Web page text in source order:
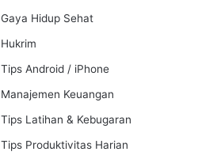
Gaya Hidup Sehat
Hukrim
Tips Android / iPhone
Manajemen Keuangan
Tips Latihan & Kebugaran
Tips Produktivitas Harian